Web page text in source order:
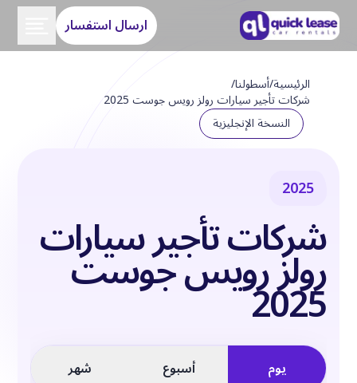
ارسال استفسار
الرئيسية/أسطولنا/
شركات تأجير سيارات رولز رويس جوست 2025
النسخة الإنجليزية
2025
شركات تأجير سيارات
رولز رويس جوست
2025
يوم أسبوع شهر